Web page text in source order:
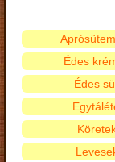
Édes
Édes